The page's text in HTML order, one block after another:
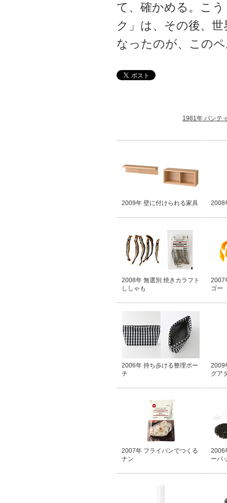
て、確かめる。こ
ク」は、その後、
なったのが、この
1981年 パンテ
2009年 壁に付けられる家具 2008
2008年 無選別 焼きカラフト
ししゃも
2007
ゴー
2006年 持ち歩ける整理ポー
チ
2009
グア
2007年 フライパンでつくる
ナン
2006
ーバ